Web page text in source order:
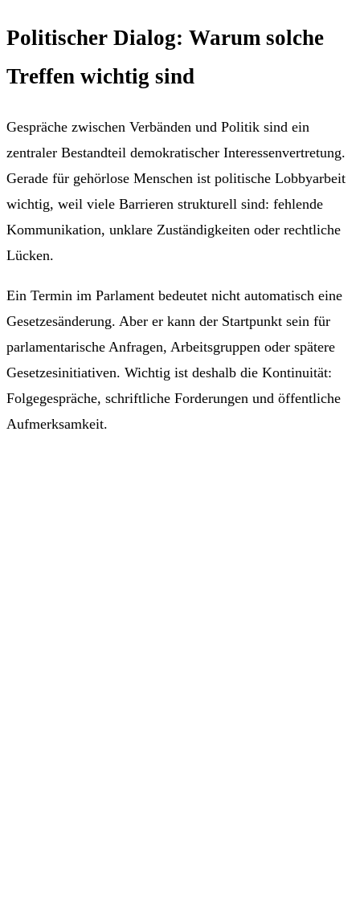
Politischer Dialog: Warum solche
Treffen wichtig sind
Gespräche zwischen Verbänden und Politik sind ein
zentraler Bestandteil demokratischer Interessenvertretung.
Gerade für gehörlose Menschen ist politische Lobbyarbeit
wichtig, weil viele Barrieren strukturell sind: fehlende
Kommunikation, unklare Zuständigkeiten oder rechtliche
Lücken.
Ein Termin im Parlament bedeutet nicht automatisch eine
Gesetzesänderung. Aber er kann der Startpunkt sein für
parlamentarische Anfragen, Arbeitsgruppen oder spätere
Gesetzesinitiativen. Wichtig ist deshalb die Kontinuität:
Folgegespräche, schriftliche Forderungen und öffentliche
Aufmerksamkeit.